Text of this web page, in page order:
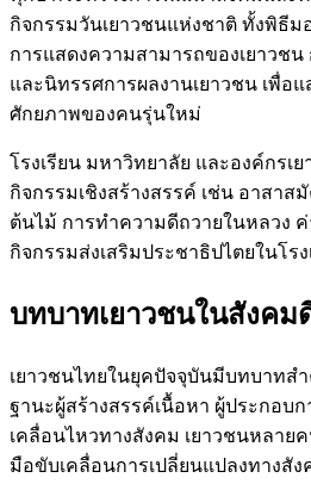
กิจกรรมวันเยาวชนแห่งชาติ ทั้งพิธีม
การแสดงความสามารถของเยาวช
และนิทรรศการผลงานเยาวชน เพื่อ
ศักยภาพของคนรุ่นใหม่
โรงเรียน มหาวิทยาลัย และองค์กรเ
กิจกรรมเชิงสร้างสรรค์ เช่น อาสา
ต้นไม้ การทำความดีถวายในหลวง
กิจกรรมส่งเสริมประชาธิปไตยในโรง
บทบาทเยาวชนในสังคม
เยาวชนไทยในยุคปัจจุบันมีบทบาทส
ฐานะผู้สร้างสรรค์เนื้อหา ผู้ประกอบ
เคลื่อนไหวทางสังคม เยาวชนหลาย
มือขับเคลื่อนการเปลี่ยนแปลงทางสั